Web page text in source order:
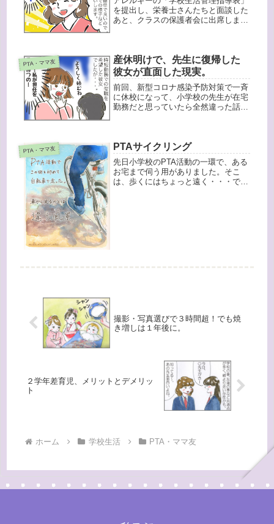
を提出し、栄養士さんたちと面談した
あと、クラスの保護者会に出席しまし
も、何十回も保護者会に参加している
にも...
PTA・ママ友
産休明けで、先生に復帰した
彼女が直面した現実。
前回、新型コロナ感染予防対策で一斉
に休校になって、小学校の先生が在宅
勤務だと思っていたら全然違った話を
った人は多いかと思います。今回は予
防...
PTA・ママ友 PTAサイクリング
先日小学校のPTA活動の一環で、ある
お宅まで伺う用がありました。そこ
は、歩くにはちょっと遠く・・・でも
撮影・写真選びで３時間超！でも焼
き増しは１年後に。
２学年差育児、メリットとデメリッ
ト
ホーム 学校生活 PTA・ママ友